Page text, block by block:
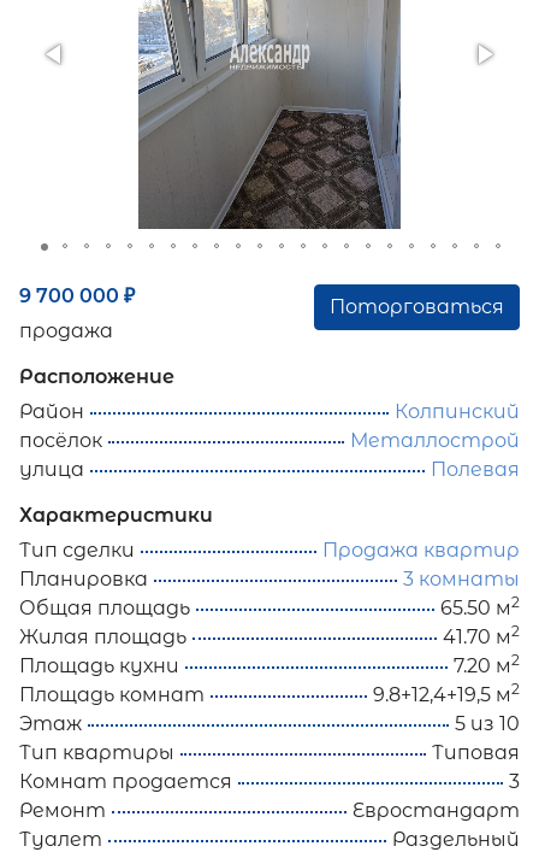
9 700 000 ₽
продажа
Поторговаться
Расположение
Район
Колпинский
посёлок
Металлострой
улица
Полевая
Характеристики
Тип сделки
Продажа квартир
Планировка
3 комнаты
Общая площадь
65.50 м2
Жилая площадь 41.70 м2
Площадь кухни 7.20 м2
Площадь комнат 9.8+12,4+19,5 м2
Этаж
5 из 10
Тип квартиры
Типовая
Комнат продается
3
Ремонт
Евростандарт
Туалет
Раздельный